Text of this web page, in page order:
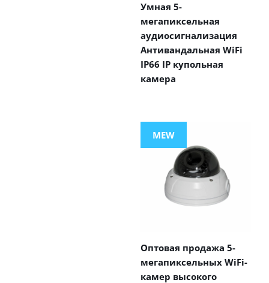
Умная 5-
мегапиксельная
аудиосигнализация
Антивандальная WiFi
IP66 IP купольная
камера
MEW
Оптовая продажа 5-
мегапиксельных WiFi-
камер высокого